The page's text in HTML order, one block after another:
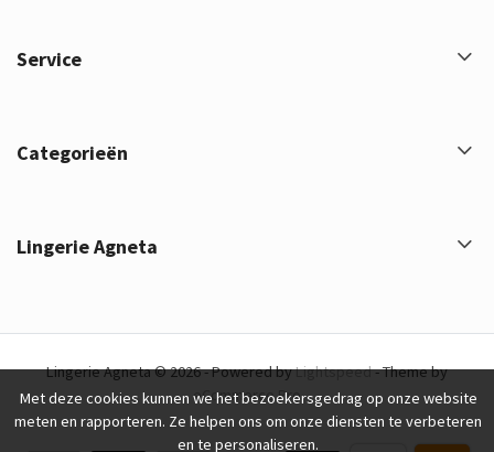
Service
Categorieën
Lingerie Agneta
Lingerie Agneta © 2026 - Powered byLightspeed- Theme by
eCommerce Pro
Met deze cookies kunnen we het bezoekersgedrag op onze website
meten en rapporteren. Ze helpen ons om onze diensten te verbeteren
en te personaliseren.